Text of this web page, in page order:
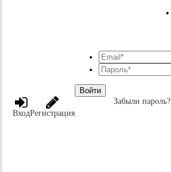
ВходРегистрация
Войти
Забыли пароль?